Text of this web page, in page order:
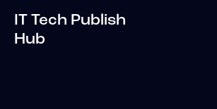
IT Tech Publish
Hub